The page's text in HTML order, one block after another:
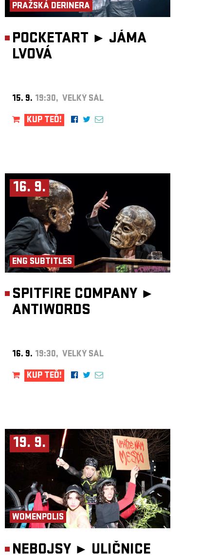
PRAŽSKÁ DERINERA
POCKETART ► JÁMA
LVOVÁ
15. 9. 19:30, VELKÝ SÁL
KUP TEĎ!
16. 9.
ENG SUBTITLES
SPITFIRE COMPANY ►
ANTIWORDS
16. 9. 19:30, VELKÝ SÁL
KUP TEĎ!
19. 9.
WOMENPOLIS
NEBOJSY ► ULIČNICE